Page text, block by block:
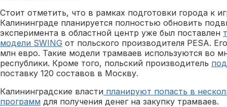
Стоит отметить, что в рамках подготовки города к
Калининграде планируется полностью обновить
эксперимента в областной центр уже был поставлен
модели SWING от польского производителя PESA.
млн евро. Такие модели трамваев используются во
республики. Кроме того, польский производитель
поставку 120 составов в Москву.
Калининградские власти планируют попасть в
программ для получения денег на закупку трамваев.